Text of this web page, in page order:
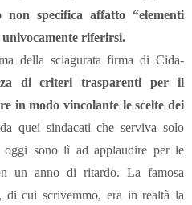
non specifica affatto “elementi
riferirsi.
della sciagurata firma di Cida-
di criteri trasparenti per il
in modo vincolante le scelte dei
quei sindacati che serviva solo
oggi sono lì ad applaudire per le
un anno di ritardo. La famosa
di cui scrivemmo, era in realtà la